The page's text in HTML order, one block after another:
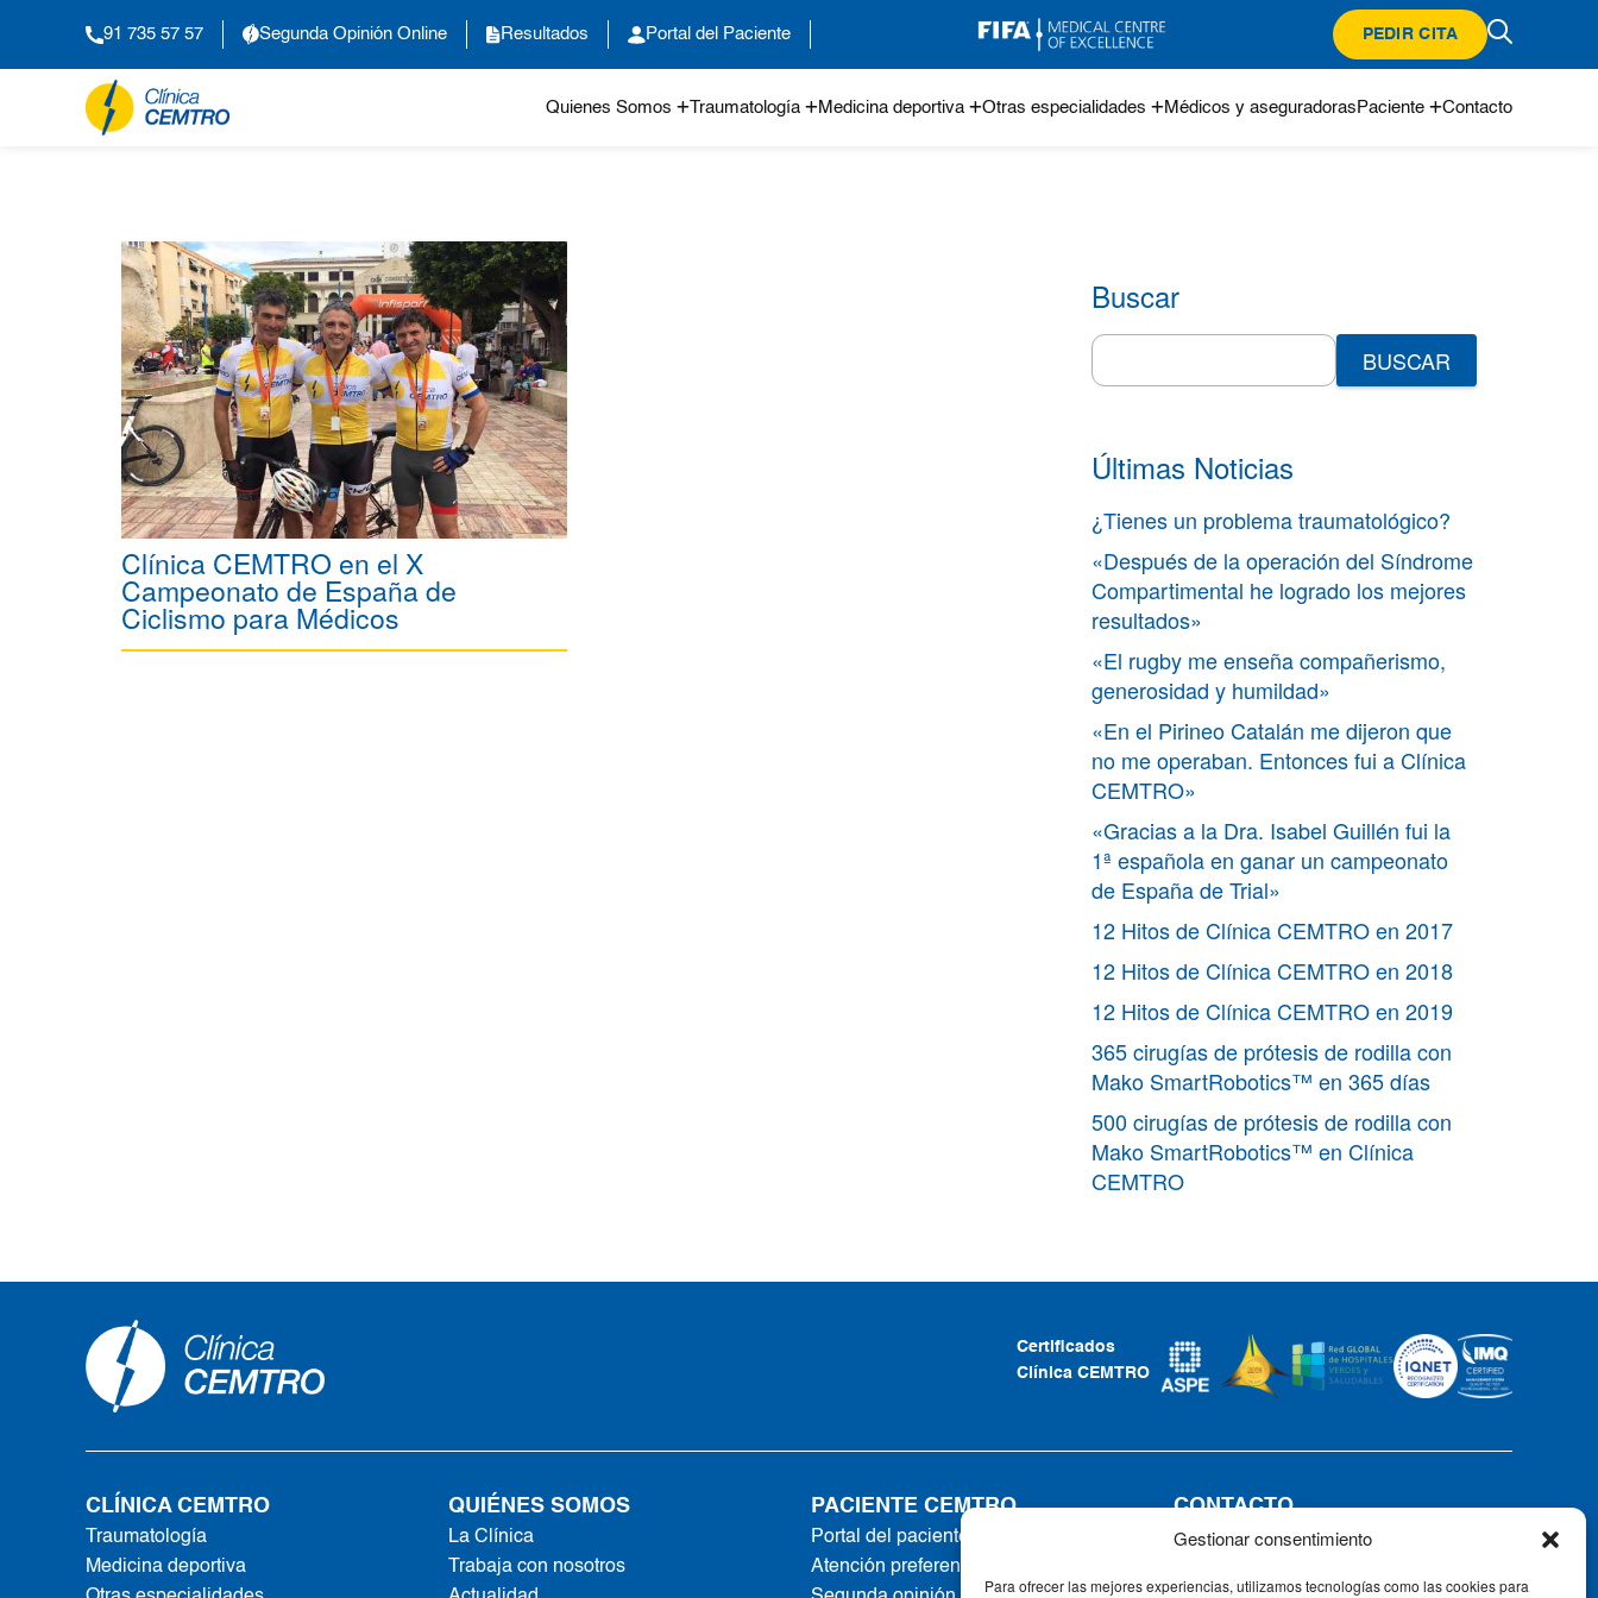
Gestionar consentimiento
Para ofrecer las mejores experiencias, utilizamos tecnologías como las cookies para
91 735 57 57 Segunda Opinión Online Resultados Portal del Paciente PEDIR CITA
Quienes Somos Traumatología Medicina deportiva Otras especialidades Médicos y aseguradoras Paciente Contacto
Clínica CEMTRO en el X
Campeonato de España de
Ciclismo para Médicos
Buscar
Search
for:
Últimas Noticias
¿Tienes un problema traumatológico?
«Después de la operación del Síndrome
Compartimental he logrado los mejores
resultados»
«El rugby me enseña compañerismo,
generosidad y humildad»
«En el Pirineo Catalán me dijeron que
no me operaban. Entonces fui a Clínica
CEMTRO»
«Gracias a la Dra. Isabel Guillén fui la
1ª española en ganar un campeonato
de España de Trial»
12 Hitos de Clínica CEMTRO en 2017
12 Hitos de Clínica CEMTRO en 2018
12 Hitos de Clínica CEMTRO en 2019
365 cirugías de prótesis de rodilla con
Mako SmartRobotics™ en 365 días
500 cirugías de prótesis de rodilla con
Mako SmartRobotics™ en Clínica
CEMTRO
Certificados
Clínica CEMTRO
CLÍNICA CEMTRO
Traumatología
Medicina deportiva
QUIÉNES SOMOS
La Clínica
Trabaja con nosotros
PACIENTE CEMTRO
Portal del paciente
Atención preferente
CONTACTO
Tel: +34 91 735 57 57 | Fax: 91 735